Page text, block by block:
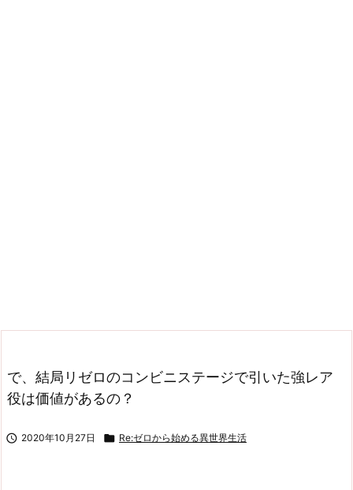
で、結局リゼロのコンビニステージで引いた強レア
役は価値があるの？
 2020年10月27日  Re:ゼロから始める異世界生活